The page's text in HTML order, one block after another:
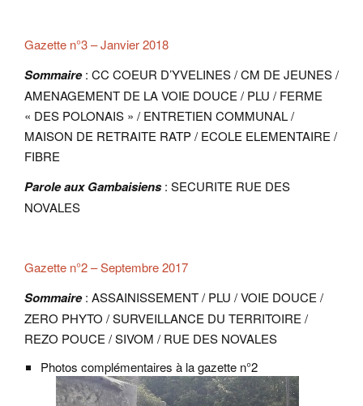
Gazette n°3 – Janvier 2018
Sommaire : CC COEUR D’YVELINES / CM DE JEUNES /
AMENAGEMENT DE LA VOIE DOUCE / PLU / FERME
« DES POLONAIS » / ENTRETIEN COMMUNAL /
MAISON DE RETRAITE RATP / ECOLE ELEMENTAIRE /
FIBRE
Parole aux Gambaisiens: SECURITE RUE DES
NOVALES
Gazette n°2 – Septembre 2017
Sommaire : ASSAINISSEMENT / PLU / VOIE DOUCE /
ZERO PHYTO / SURVEILLANCE DU TERRITOIRE /
REZO POUCE / SIVOM / RUE DES NOVALES
Photos complémentaires à la gazette n°2